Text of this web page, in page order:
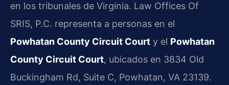
en los tribunales de Virginia. Law Offices Of
SRIS, P.C. representa a personas en el
Powhatan County Circuit Court y el Powhatan
County Circuit Court, ubicados en 3834 Old
Buckingham Rd, Suite C, Powhatan, VA 23139.